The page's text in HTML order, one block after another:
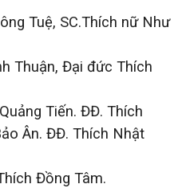
Tuệ, SC.Thích nữ Như
Thuận, Đại đức Thích
Tiến. ĐĐ. Thích
Ân. ĐĐ. Thích Nhật
Đồng Tâm.